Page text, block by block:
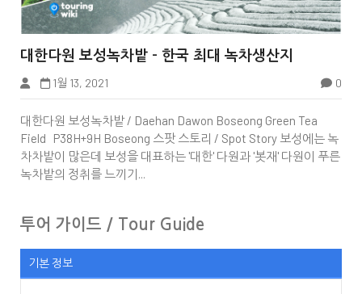


대한다원 보성녹차밭 - 한국 최대 녹차생산지
1월 13, 2021 0
대한다원 보성녹차밭 / Daehan Dawon Boseong Green Tea
Field P38H+9H Boseong 스팟 스토리 / Spot Story 보성에는 녹
차차밭이 많은데 보성을 대표하는 '대한' 다원과 '봇재' 다원이 푸른
녹차밭의 정취를 느끼기...
투어 가이드 / Tour Guide
기본 정보